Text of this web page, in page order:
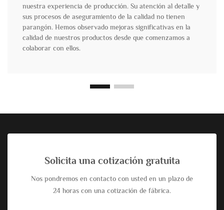
nuestra experiencia de producción. Su atención al detalle y
sus procesos de aseguramiento de la calidad no tienen
parangón. Hemos observado mejoras significativas en la
calidad de nuestros productos desde que comenzamos a
colaborar con ellos.
Solicita una cotización gratuita
Nos pondremos en contacto con usted en un plazo de
24 horas con una cotización de fábrica.